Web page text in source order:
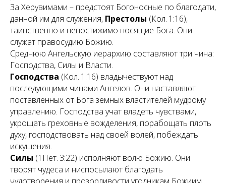
За Херувимами – предстоят Богоносные по благодати,
данной им для служения, Престолы (Кол. 1:16),
таинственно и непостижимо носящие Бога. Они
служат правосудию Божию.
Среднюю Ангельскую иерархию составляют три чина:
Господства, Силы и Власти.
Господства (Кол. 1:16) владычествуют над
последующими чинами Ангелов. Они наставляют
поставленных от Бога земных властителей мудрому
управлению. Господства учат владеть чувствами,
укрощать греховные вожделения, порабощать плоть
духу, господствовать над своей волей, побеждать
искушения.
Силы (1Пет. 3:22) исполняют волю Божию. Они
творят чудеса и ниспосылают благодать